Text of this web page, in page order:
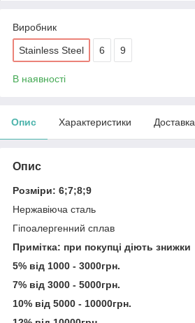
Виробник
Stainless Steel 6 9
В наявності
Опис Характеристики Доставка
Опис
Розміри: 6;7;8;9
Нержавіюча сталь
Гіпоалергенний сплав
Примітка: при покупці діють знижки
5% від 1000 - 3000грн.
7% від 3000 - 5000грн.
10% від 5000 - 10000грн.